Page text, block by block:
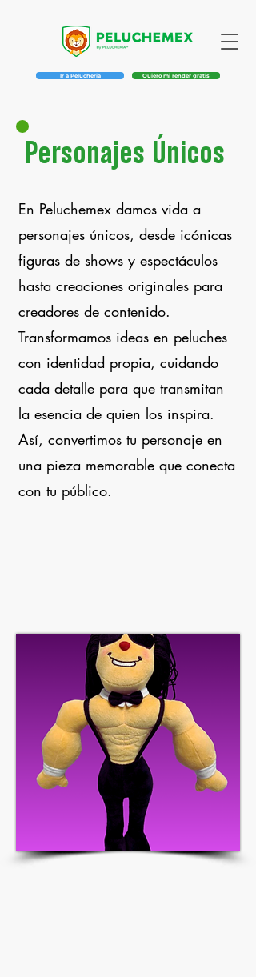
Quiero mi render gratis
Ir a Pelucheria
Personajes Únicos
En Peluchemex damos vida a
personajes únicos, desde icónicas
figuras de shows y espectáculos
hasta creaciones originales para
creadores de contenido.
Transformamos ideas en peluches
con identidad propia, cuidando
cada detalle para que transmitan
la esencia de quien los inspira.
Así, convertimos tu personaje en
una pieza memorable que conecta
con tu público.